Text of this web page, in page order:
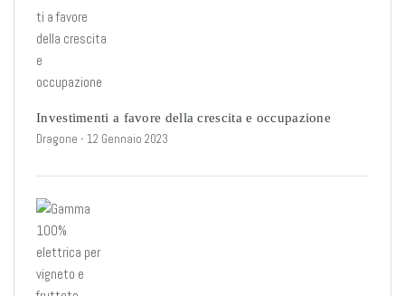
Investimenti a favore della crescita e occupazione
Dragone - 12 Gennaio 2023